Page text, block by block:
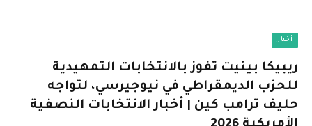
أخبار
ريبيكا بينيت تفوز بالانتخابات التمهيدية
للحزب الديمقراطي في نيوجيرسي، لتواجه
حليف ترامب كين | أخبار الانتخابات النصفية